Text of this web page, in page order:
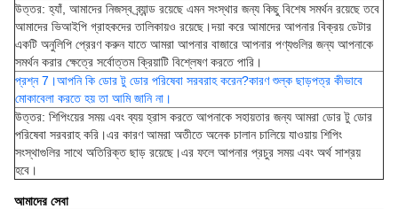
উত্তর: হ্যাঁ, আমাদের নিজস্ব ব্র্যান্ড রয়েছে এমন সংস্থার জন্য কিছু বিশেষ সমর্থন রয়েছে তবে
আমাদের ভিআইপি গ্রাহকদের তালিকায়ও রয়েছে।দয়া করে আমাদের আপনার বিক্রয় ডেটার
একটি অনুলিপি প্রেরণ করুন যাতে আমরা আপনার বাজারে আপনার পণ্যগুলির জন্য আপনাকে
সমর্থন করার ক্ষেত্রে সর্বোত্তম ক্রিয়াটি বিশ্লেষণ করতে পারি।
প্রশ্ন 7।আপনি কি ডোর টু ডোর পরিষেবা সরবরাহ করেন?কারণ শুল্ক ছাড়পত্র কীভাবে
মোকাবেলা করতে হয় তা আমি জানি না।
উত্তর: শিপিংয়ের সময় এবং ব্যয় হ্রাস করতে আপনাকে সহায়তার জন্য আমরা ডোর টু ডোর
পরিষেবা সরবরাহ করি।এর কারণ আমরা অতীতে অনেক চালান চালিয়ে যাওয়ায় শিপিং
সংস্থাগুলির সাথে অতিরিক্ত ছাড় রয়েছে।এর ফলে আপনার প্রচুর সময় এবং অর্থ সাশ্রয়
হবে।
আমাদের সেবা